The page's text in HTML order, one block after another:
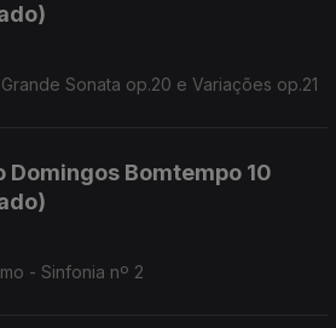
Sonata op.20 e Variações op.21
Domingos Bomtempo 10
- Sinfonia nº 2